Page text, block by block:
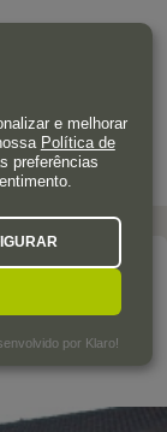
e melhorar
Política de
preferências
por Klaro!